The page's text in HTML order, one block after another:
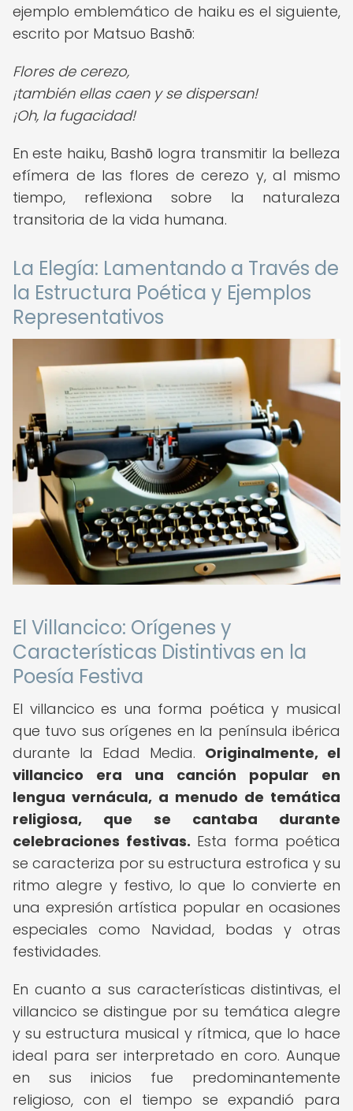
ejemplo emblemático de haiku es el siguiente,
escrito por Matsuo Bashō:
Flores de cerezo,
¡también ellas caen y se dispersan!
¡Oh, la fugacidad!
En este haiku, Bashō logra transmitir la belleza
efímera de las flores de cerezo y, al mismo
tiempo, reflexiona sobre la naturaleza
transitoria de la vida humana.
La Elegía: Lamentando a Través de
la Estructura Poética y Ejemplos
Representativos
El Villancico: Orígenes y
Características Distintivas en la
Poesía Festiva
El villancico es una forma poética y musical
que tuvo sus orígenes en la península ibérica
durante la Edad Media. Originalmente, el
villancico era una canción popular en
lengua vernácula, a menudo de temática
religiosa, que se cantaba durante
celebraciones festivas. Esta forma poética
se caracteriza por su estructura estrofica y su
ritmo alegre y festivo, lo que lo convierte en
una expresión artística popular en ocasiones
especiales como Navidad, bodas y otras
festividades.
En cuanto a sus características distintivas, el
villancico se distingue por su temática alegre
y su estructura musical y rítmica, que lo hace
ideal para ser interpretado en coro. Aunque
en sus inicios fue predominantemente
religioso, con el tiempo se expandió para